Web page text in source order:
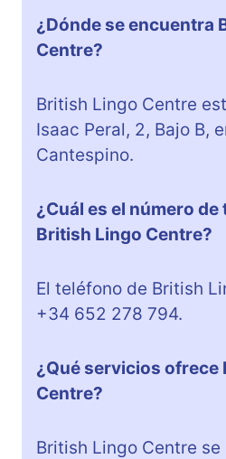
¿Dónde se encuentra
Centre?
British Lingo Centre
Isaac Peral, 2, Bajo B,
Cantespino.
¿Cuál es el número
British Lingo Centre?
El teléfono de British
+34 652 278 794.
¿Qué servicios ofrece
Centre?
British Lingo Centre